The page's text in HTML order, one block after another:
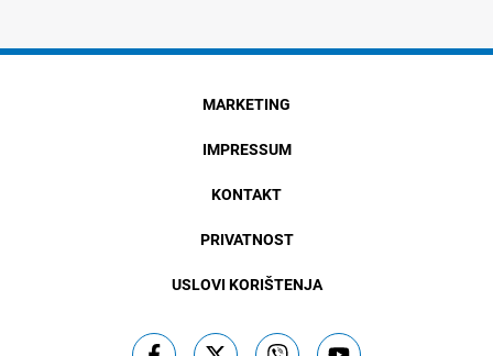
MARKETING
IMPRESSUM
KONTAKT
PRIVATNOST
USLOVI KORIŠTENJA